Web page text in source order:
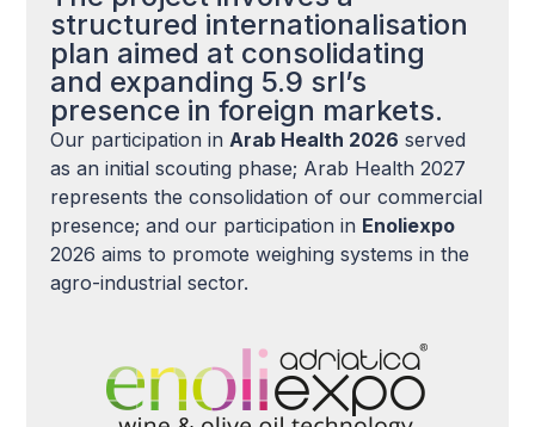
structured internationalisation
plan aimed at consolidating
and expanding 5.9 srl’s
presence in foreign markets.
Our participation inArab Health 2026 served
as an initial scouting phase; Arab Health 2027
represents the consolidation of our commercial
presence; and our participation in Enoliexpo
2026 aims to promote weighing systems in the
agro-industrial sector.